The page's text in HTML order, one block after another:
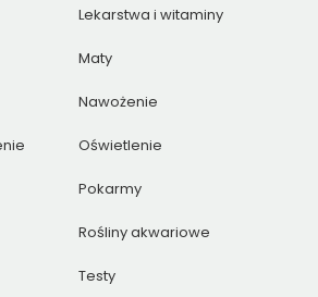
Lekarstwa i witaminy
Maty
Nawożenie
Oświetlenie
Pokarmy
Rośliny akwariowe
Testy